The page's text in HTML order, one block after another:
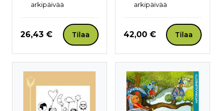
arkipäivää
Hinta nyt
26,43 € Tilaa
arkipäivää
Hinta nyt
42,00 € Tilaa